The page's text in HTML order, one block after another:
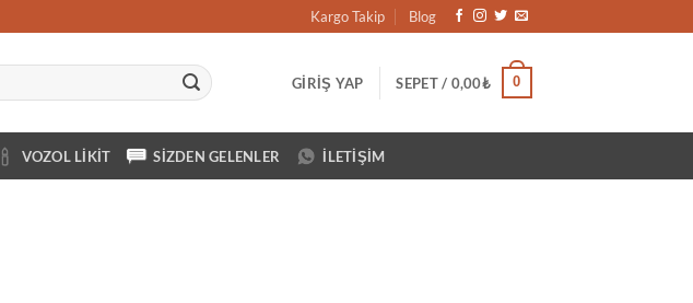
Kargo Takip Blog
GIRIŞ YAP SEPET / 0,00₺ 0
VOZOL LIKIT SIZDEN GELENLER İLETIŞIM